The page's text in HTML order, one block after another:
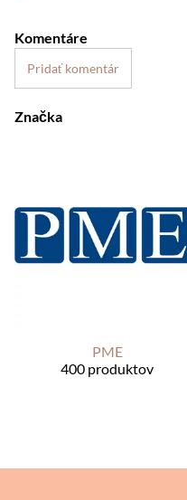
Komentáre
Pridať komentár
Značka
PME
400 produktov